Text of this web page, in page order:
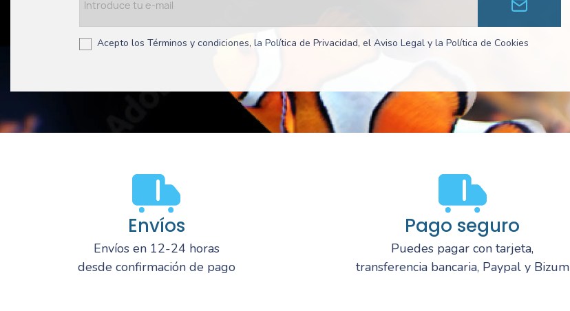
Acepto los Términos y condiciones, la Política de Privacidad, el Aviso Legal y la Política de Cookies
Envíos
Envíos en 12-24 horas
desde confirmación de pago
Pago seguro
Puedes pagar con tarjeta,
transferencia bancaria, Paypal y Bizum